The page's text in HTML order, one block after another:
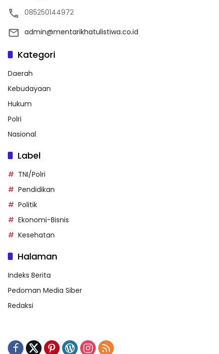
085250144972
admin@mentarikhatulistiwa.co.id
Kategori
Daerah
Kebudayaan
Hukum
Polri
Nasional
Label
TNI/Polri
Pendidikan
Politik
Ekonomi-Bisnis
Kesehatan
Halaman
Indeks Berita
Pedoman Media Siber
Redaksi